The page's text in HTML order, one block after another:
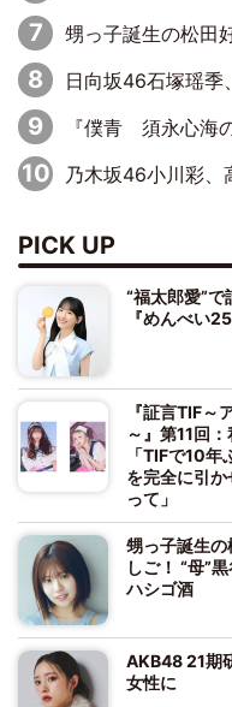
甥っ子誕生の松田好花、京都で“ふたつ
日向坂46石塚瑶季、東京ドームで“観戦バレ”！ ナ
『僕青 須永心海のソロ連載』
乃木坂46小川彩、高校を卒業し
PICK UP
“福太郎愛”
『めんべい
『証言TIF～
～』第11回
「TIFで10
を完全に引
って」
甥っ子誕生の
しご！ “母”
ハシゴ酒
AKB48 21期
女性に